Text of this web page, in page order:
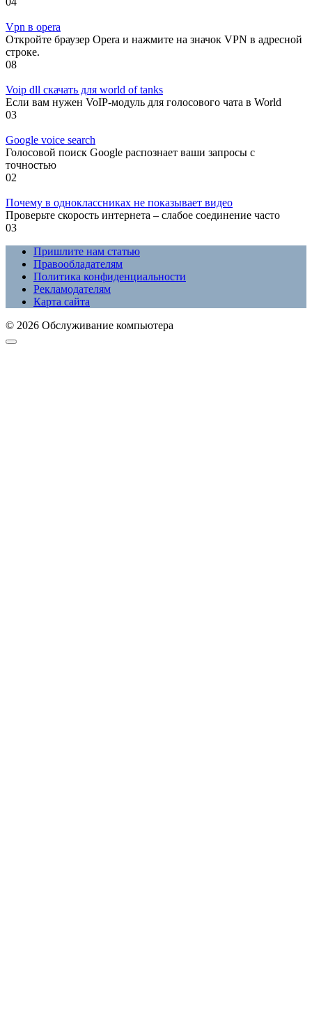
Vpn в opera
Откройте браузер Opera и нажмите на значок VPN в адресной
строке.
08
Voip dll скачать для world of tanks
Если вам нужен VoIP-модуль для голосового чата в World
03
Google voice search
Голосовой поиск Google распознает ваши запросы с
точностью
02
Почему в одноклассниках не показывает видео
Проверьте скорость интернета – слабое соединение часто
03
Пришлите нам статью
Правообладателям
Политика конфиденциальности
Рекламодателям
Карта сайта
© 2026 Обслуживание компьютера